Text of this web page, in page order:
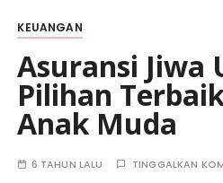
KEUANGAN
Asuransi Jiwa
Pilihan
Anak Muda
6 TAHUN LALU TINGGALKAN